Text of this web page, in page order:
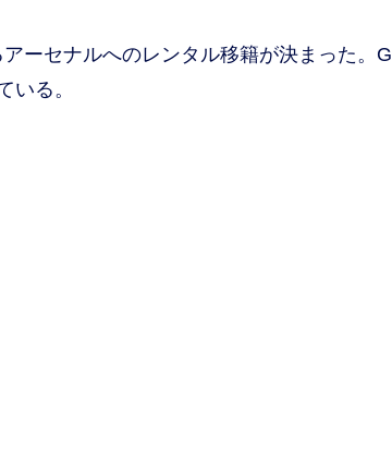
ーセナルへのレンタル移籍が決まった。G
いる。